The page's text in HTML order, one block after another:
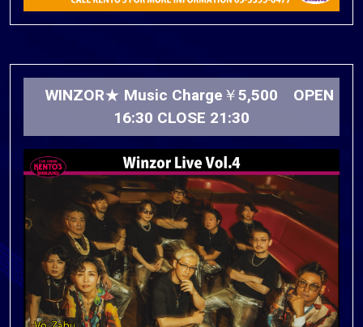
WINZOR★ Music Charge￥5,500 OPEN
16:30 CLOSE 21:30